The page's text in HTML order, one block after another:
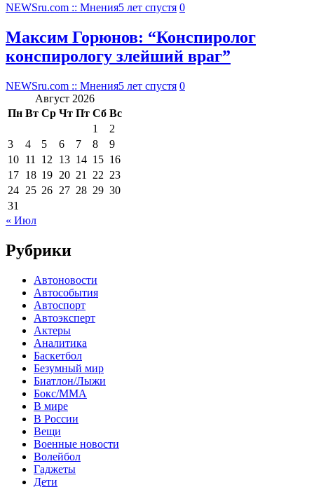
NEWSru.com :: Мнения5 лет спустя 0
Максим Горюнов: “Конспиролог
конспирологу злейший враг”
NEWSru.com :: Мнения5 лет спустя 0
Август 2026
Пн Вт Ср Чт Пт Сб Вс
1
2
3
4 5 6 7 8
9
10 11 12 13 14 15 16
17 18 19 20 21 22 23
24 25 26 27 28 29 30
31
« Июл
Рубрики
Автоновости
Автособытия
Автоспорт
Автоэксперт
Актеры
Аналитика
Баскетбол
Безумный мир
Биатлон/Лыжи
Бокс/MMA
В мире
В России
Вещи
Военные новости
Волейбол
Гаджеты
Дети